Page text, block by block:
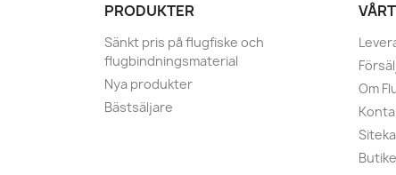
PRODUKTER
Sänkt pris på flugfiske och
flugbindningsmaterial
Nya produkter
Bästsäljare
Om